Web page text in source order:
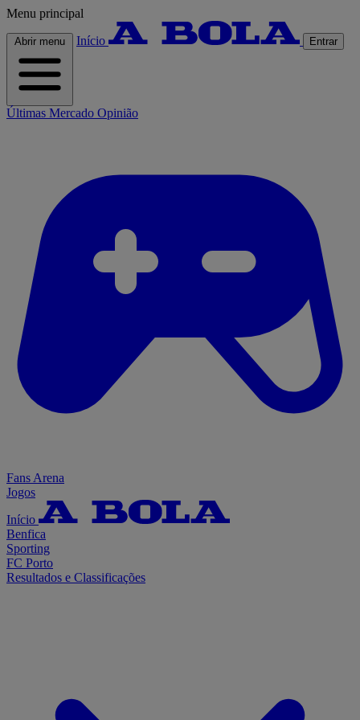
Menu principal
Abrir menu Início Entrar
Últimas Mercado Opinião
Fans Arena
Jogos
Início
Benfica
Sporting
FC Porto
Resultados e Classificações